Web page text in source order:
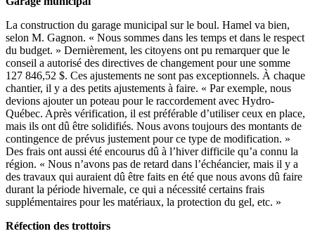
La construction du garage municipal sur le boul. Hamel va bien,
selon M. Gagnon. « Nous sommes dans les temps et dans le respect
du budget. » Dernièrement, les citoyens ont pu remarquer que le
conseil a autorisé des directives de changement pour une somme
127 846,52 $. Ces ajustements ne sont pas exceptionnels. À chaque
chantier, il y a des petits ajustements à faire. « Par exemple, nous
devions ajouter un poteau pour le raccordement avec Hydro-
Québec. Après vérification, il est préférable d’utiliser ceux en place,
mais ils ont dû être solidifiés. Nous avons toujours des montants de
contingence de prévus justement pour ce type de modification. »
Des frais ont aussi été encourus dû à l’hiver difficile qu’a connu la
région. « Nous n’avons pas de retard dans l’échéancier, mais il y a
des travaux qui auraient dû être faits en été que nous avons dû faire
durant la période hivernale, ce qui a nécessité certains frais
supplémentaires pour les matériaux, la protection du gel, etc. »
Réfection des trottoirs